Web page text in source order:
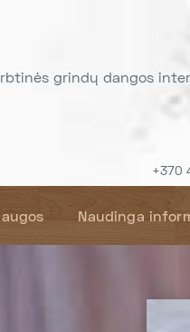
grindų dangos
+370
Naudinga